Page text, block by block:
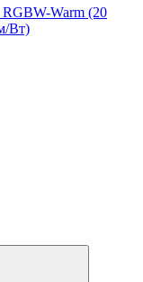
Warm (20
Вт)